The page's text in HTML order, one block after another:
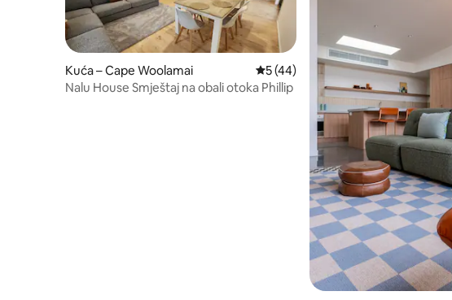
Kuća – Cape Woolamai Prosječna ocjena: 5/5, recenzija: 44
5 (44)
Nalu House Smještaj na obali otoka Phillip